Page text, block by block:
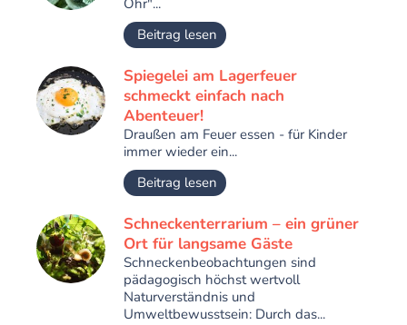
Ohr"...
Beitrag lesen
Spiegelei am Lagerfeuer
schmeckt einfach nach
Abenteuer!
Draußen am Feuer essen - für Kinder
immer wieder ein...
Beitrag lesen
Schneckenterrarium – ein grüner
Ort für langsame Gäste
Schneckenbeobachtungen sind
pädagogisch höchst wertvoll
Naturverständnis und
Umweltbewusstsein: Durch das...